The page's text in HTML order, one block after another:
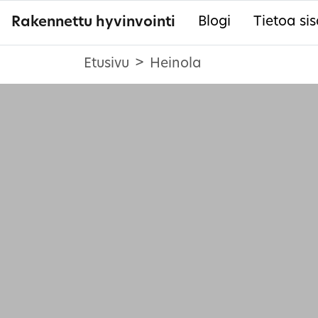
Rakennettu hyvinvointi Blogi Tietoa
Etusivu Heinola